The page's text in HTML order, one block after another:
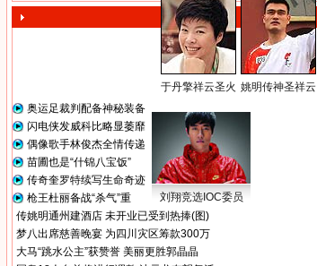
于丹擎祥云圣火 姚明传神圣祥云
奥运足裁判配备神秘装备
闪电侠发威科比略显萎靡
偶像歌手林俊杰全情传递
苗圃也是“什锦八宝饭”
传奇奎罗特续写生命奇迹
枪王杜丽备战“杀气”重
刘翔竞选IOC委员
传姚明通州建酒店 未开业已受到热捧(图)
梦八出席慈善晚宴 为四川灾区筹款300万
大马“跳水公主”获赞誉 美丽更胜郭晶晶